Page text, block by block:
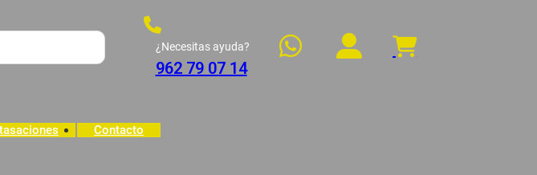
¿Necesitas ayuda?
962 79 07 14
Contacto